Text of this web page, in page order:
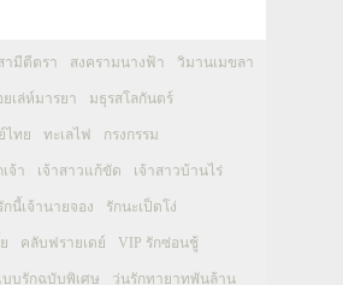
ามีตีตรา สงครามนางฟ้า วิมานเมขลา
ยเล่ห์มารยา มธุรสโลกันตร์
ไทย ทะเลไฟ กรงกรรม
จ้า เจ้าสาวแก้ขัด เจ้าสาวบ้านไร่
กนี้เจ้านายจอง รักนะเป็ดโง่
คลับฟรายเดย์ VIP รักซ่อนชู้
บบรักฉบับพิเศษ วุ่นรักทายาทพันล้าน